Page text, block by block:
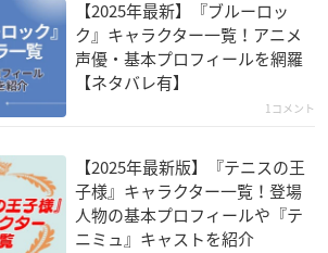
【2025年最新】『ブルーロッ
ク』キャラクター一覧！アニメ
声優・基本プロフィールを網羅
【ネタバレ有】
1コメント
【2025年最新版】『テニスの王
子様』キャラクター一覧！登場
人物の基本プロフィールや『テ
ニミュ』キャストを紹介